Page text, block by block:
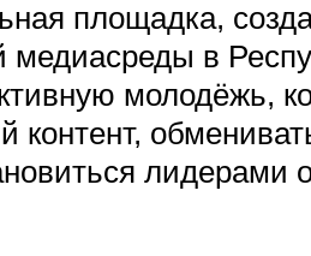
площадка,
медиасреды в
молодёжь,
контент,
лидерами